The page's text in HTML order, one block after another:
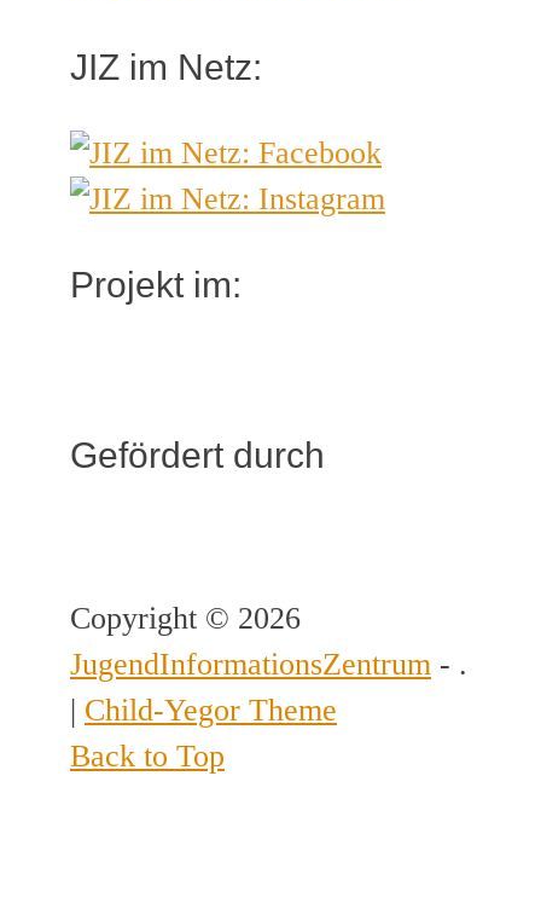
JIZ im Netz:
Projekt im:
Gefördert durch
Copyright © 2026
JugendInformationsZentrum - .
| Child-Yegor Theme
Back to Top